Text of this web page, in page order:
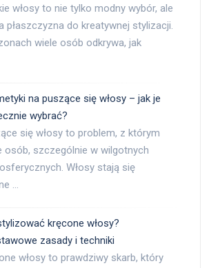
włosy to nie tylko modny wybór, ale
płaszczyzna do kreatywnej stylizacji.
wiele osób odkrywa, jak
na puszące się włosy – jak je
wybrać?
się włosy to problem, z którym
osób, szczególnie w wilgotnych
Włosy stają się
…
kręcone włosy?
zasady i techniki
włosy to prawdziwy skarb, który